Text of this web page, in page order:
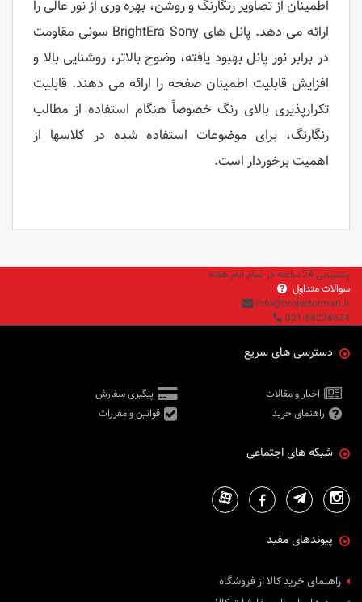
اطمینان از تصاویر رنگارنگ و روشن، بهره وری از نور عالی را
ارائه می دهد. پانل های BrightEra Sony سونی مقاومت
در برابر نور پانل بهبود یافته، وضوح بالاتر، روشنایی بالا و
افزایش قابلیت اطمینان صفحه را ارائه می دهند. قابلیت
تکرارپذیری بالای رنگ خصوصاً هنگام استفاده از مطالب
رنگارنگ، برای موضوعات استفاده شده در کلاسها از
اهمیت برخوردار است.
پشتیبانی 24 ساعته در تمام ایام هفته
سوالات متداول
info@projectorman.ir
021-88226624
دسترسی های سریع
اخبار و مقالات
پیگیری سفارش
راهنمای خرید
قوانین و مقررات
شبکه های اجتماعی
پیوندهای مفید
راهنمای خرید کالا از فروشگاه